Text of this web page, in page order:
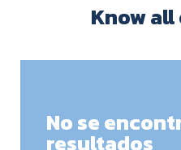
Know all
No se
resultados